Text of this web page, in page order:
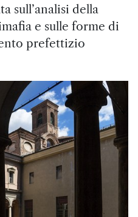
sull’analisi della
e sulle forme di
prefettizio